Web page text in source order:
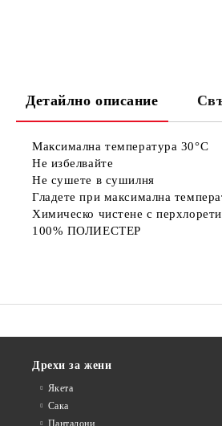
Детайлно описание
Максимална температура 30°C
Не избелвайте
Не сушете в сушилня
Гладете при максимална
Химическо чистене с
100% ПОЛИЕСТЕР
Дрехи за жени
Якета
Сакa
Панталони